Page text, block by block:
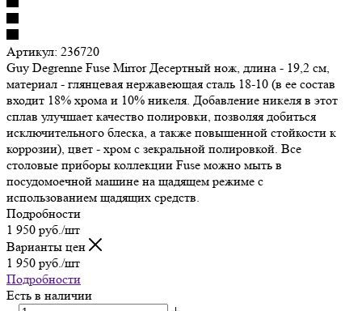
Артикул: 236720
Guy Degrenne Fuse Mirror Десертный нож, длина - 19,2 см,
материал - глянцевая нержавеющая сталь 18-10 (в ее состав
входит 18% хрома и 10% никеля. Добавление никеля в этот
сплав улучшает качество полировки, позволяя добиться
исключительного блеска, а также повышенной стойкости к
коррозии), цвет - хром с зекральной полировкой. Все
столовые приборы коллекции Fuse можно мыть в
посудомоечной машине на щадящем режиме с
использованием щадящих средств.
Подробности
1 950 руб. /шт
Варианты цен
1 950 руб. /шт
Подробности
Есть в наличии